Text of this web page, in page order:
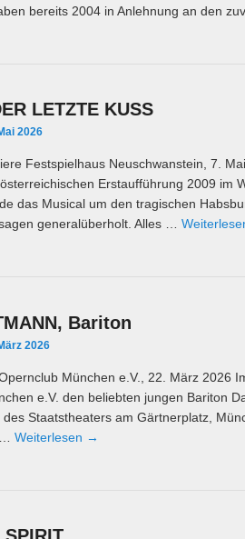
bereits 2004 in Anlehnung an den
LETZTE KUSS
2026
Festspielhaus Neuschwanstein, 7.
Erstaufführung 2009 im
das Musical um den tragischen
generalüberholt. Alles …
Bariton
2026
München e.V., 22. März 2026
e.V. den beliebten jungen Bariton
Staatstheaters am Gärtnerplatz,
Weiterlesen →